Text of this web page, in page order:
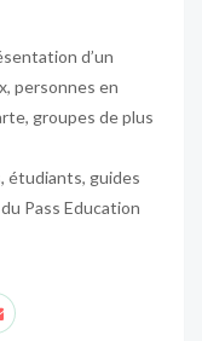
d’un
personnes en
groupes de plus
étudiants, guides
Pass Education